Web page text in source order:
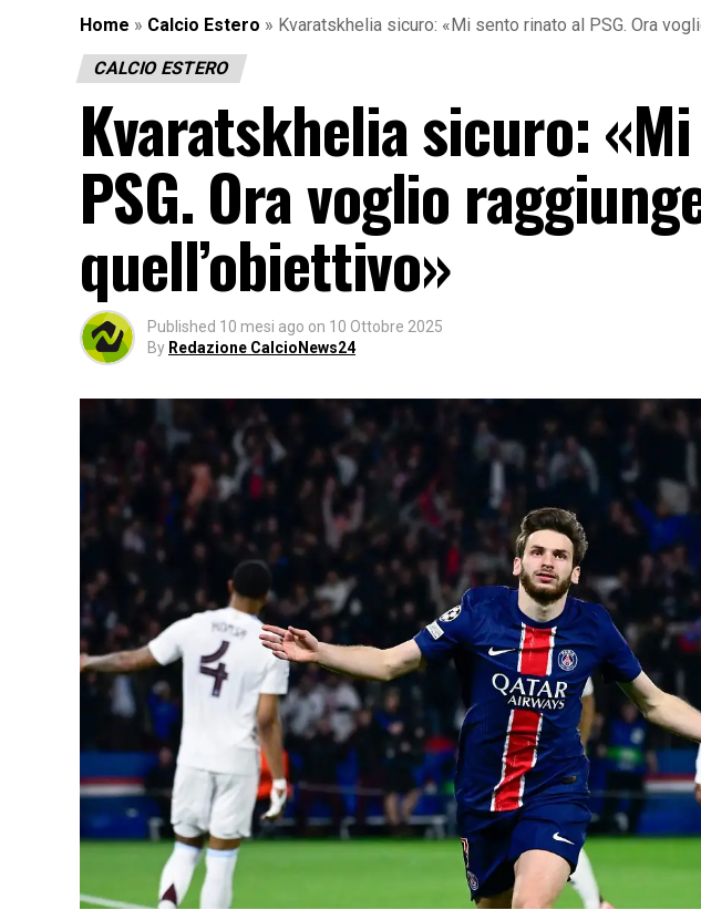
Home » Calcio Estero » Kvaratskhelia sicuro: «Mi sento rinato al PSG. Ora
CALCIO ESTERO
Kvaratskhelia sicuro:
PSG. Ora voglio
quell’obiettivo»
Published 10 mesi ago on 10 Ottobre 2025
By Redazione CalcioNews24